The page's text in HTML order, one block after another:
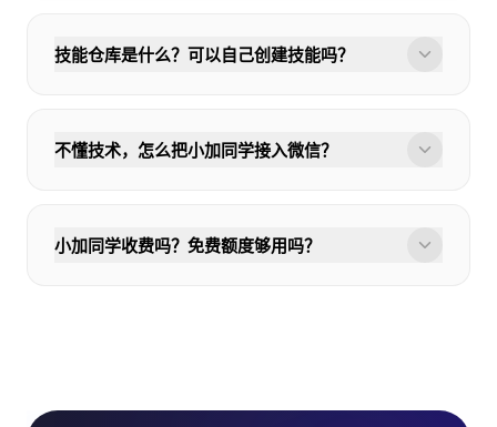
技能仓库是什么？可以自己创建技能吗？
不懂技术，怎么把小加同学接入微信？
小加同学收费吗？免费额度够用吗？